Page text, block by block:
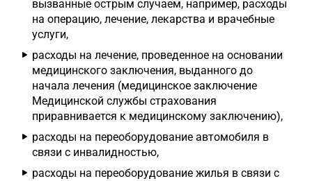
вызванные острым случаем, например, расходы
на операцию, лечение, лекарства и врачебные
услуги,
расходы на лечение, проведенное на основании
медицинского заключения, выданного до
начала лечения (медицинское заключение
Медицинской службы страхования
приравнивается к медицинскому заключению),
расходы на переоборудование автомобиля в
связи с инвалидностью,
расходы на переоборудование жилья в связи с